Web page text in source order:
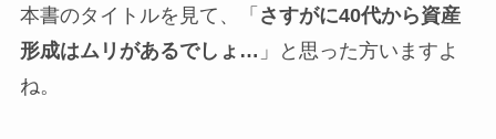
本書のタイトルを見て、「 さすがに40代から資産
形成はムリがあるでしょ… 」と思った方いますよ
ね。